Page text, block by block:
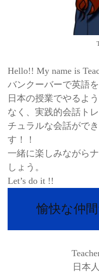
Hello!! My name is
バンクーバーで英語
日本の授業でやるよ
なく、実践的会話ト
チュラルな会話がで
す！！
一緒に楽しみながら
しょう。
Let’s do it !!
愉快な仲
日本